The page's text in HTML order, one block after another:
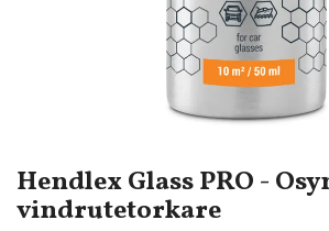
Hendlex Glass PRO -
vindrutetorkare